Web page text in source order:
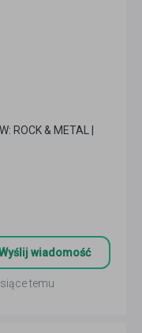
ROCK & METAL |
wiadomość
temu